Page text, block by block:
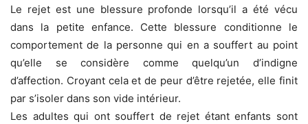
Le rejet est une blessure profonde lorsqu’il a été vécu
dans la petite enfance. Cette blessure conditionne le
comportement de la personne qui en a souffert au point
qu’elle se considère comme quelqu’un d’indigne
d’affection. Croyant cela et de peur d’être rejetée, elle finit
par s’isoler dans son vide intérieur.
Les adultes qui ont souffert de rejet étant enfants sont